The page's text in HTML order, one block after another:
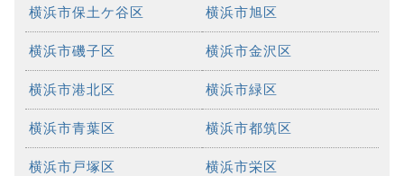
横浜市保土ケ谷区 横浜市旭区
横浜市磯子区 横浜市金沢区
横浜市港北区 横浜市緑区
横浜市青葉区 横浜市都筑区
横浜市戸塚区 横浜市栄区